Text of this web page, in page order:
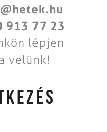
913 77 23
lépjen
velünk!